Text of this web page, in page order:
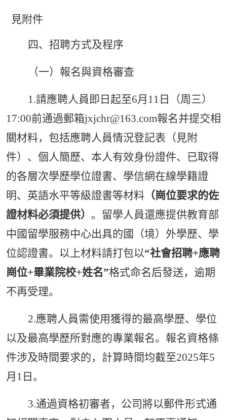
見附件
四、招聘方式及程序
（一）報名與資格審查
1.請應聘人員即日起至6月 11 日（周三）
17:00前通過郵箱jxjchr@163.com報名并提交相
關材料，包括應聘人員情況登記表（見附
件）、個人簡歷、本人有效身份證件、已取得
的各層次學歷學位證書、學信網在線學籍證
明、英語水平等級證書等材料 （崗位要求的佐
證材料必須提供） 。留學人員還應提供教育部
中國留學服務中心出具的國（境）外學歷、學
位認證書。以上材料請打包以“社會招聘+應聘
崗位+畢業院校+姓名”格式命名后發送，逾期
不再受理。
2.應聘人員需使用獲得的最高學歷、學位
以及最高學歷所對應的專業報名。報名資格條
件涉及時間要求的，計算時間均截至2025年5
月 1日。
3.通過資格初審者，公司將以郵件形式通